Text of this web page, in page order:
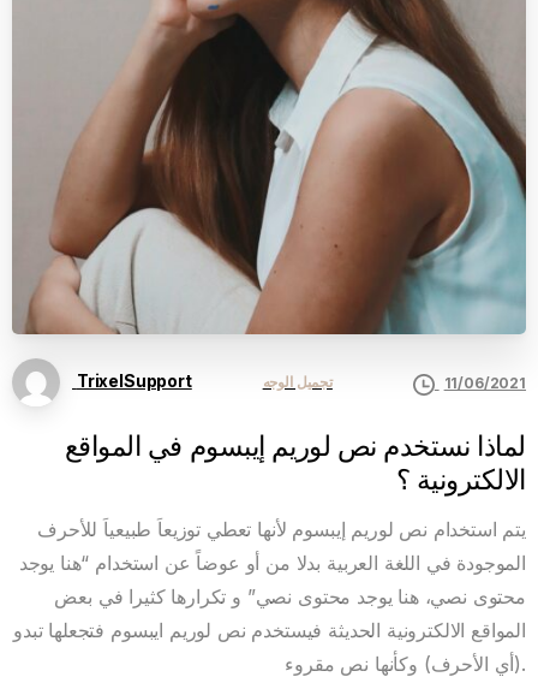
TrixelSupport تجميل الوجه 11/06/2021
لماذا نستخدم نص لوريم إيبسوم في المواقع
الالكترونية ؟
يتم استخدام نص لوريم إيبسوم لأنها تعطي توزيعاَ طبيعياَ للأحرف
الموجودة في اللغة العربية بدلا من أو عوضاً عن استخدام “هنا يوجد
محتوى نصي، هنا يوجد محتوى نصي” و تكرارها كثيرا في بعض
المواقع الالكترونية الحديثة فيستخدم نص لوريم ايبسوم فتجعلها تبدو
(أي الأحرف) وكأنها نص مقروء.